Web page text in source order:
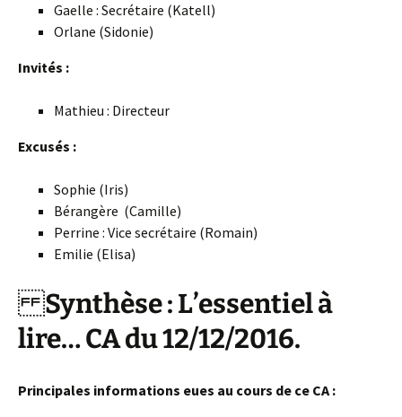
Gaelle : Secrétaire (Katell)
Orlane (Sidonie)
Invités :
Mathieu : Directeur
Excusés :
Sophie (Iris)
Bérangère (Camille)
Perrine : Vice secrétaire (Romain)
Emilie (Elisa)
Synthèse : L’essentiel à
lire… CA du 12/12/2016.
Principales informations eues au cours de ce CA :